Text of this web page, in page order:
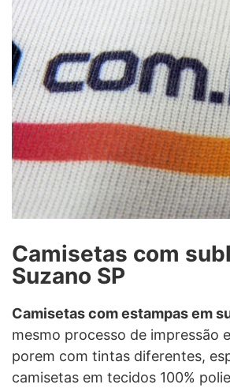
Camisetas com
Suzano SP
Camisetas com estampas em
mesmo processo de impressão
porem com tintas diferentes,
camisetas em tecidos 100%